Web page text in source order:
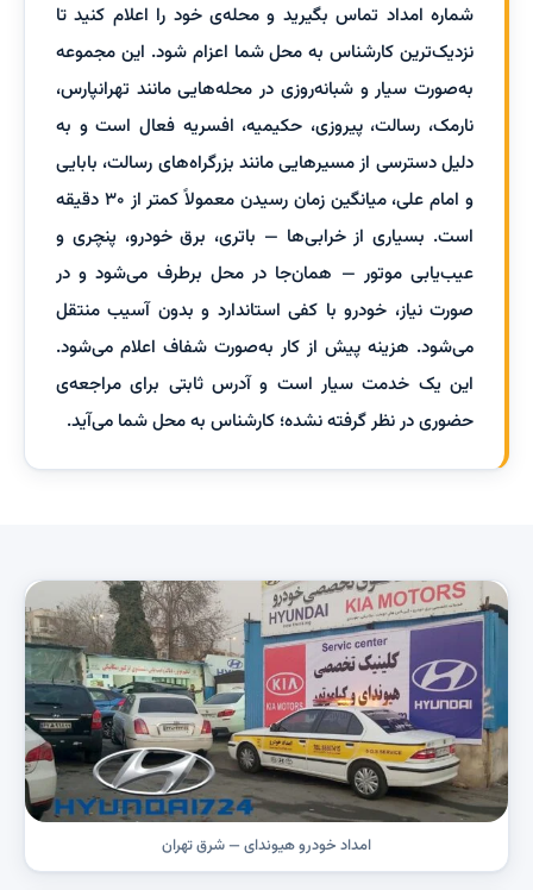
شماره امداد تماس بگیرید و محله‌ی خود را اعلام کنید تا
نزدیک‌ترین کارشناس به محل شما اعزام شود. این مجموعه
به‌صورت سیار و شبانه‌روزی در محله‌هایی مانند تهرانپارس،
نارمک، رسالت، پیروزی، حکیمیه، افسریه فعال است و به
دلیل دسترسی از مسیرهایی مانند بزرگراه‌های رسالت، بابایی
و امام علی، میانگین زمان رسیدن معمولاً کمتر از ۳۰ دقیقه
است. بسیاری از خرابی‌ها — باتری، برق خودرو، پنچری و
عیب‌یابی موتور — همان‌جا در محل برطرف می‌شود و در
صورت نیاز، خودرو با کفی استاندارد و بدون آسیب منتقل
می‌شود. هزینه پیش از کار به‌صورت شفاف اعلام می‌شود.
این یک خدمت سیار است و آدرس ثابتی برای مراجعه‌ی
حضوری در نظر گرفته نشده؛ کارشناس به محل شما می‌آید.
امداد خودرو هیوندای — شرق تهران